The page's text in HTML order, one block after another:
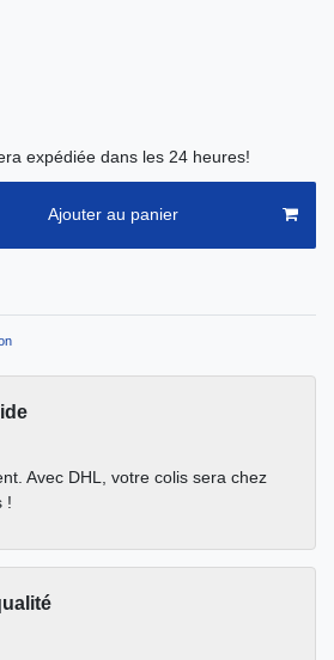
expédiée dans les 24 heures!
Ajouter au panier
Avec DHL, votre colis sera chez
!